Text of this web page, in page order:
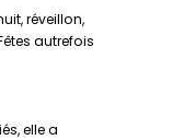
réveillon,
autrefois
elle a